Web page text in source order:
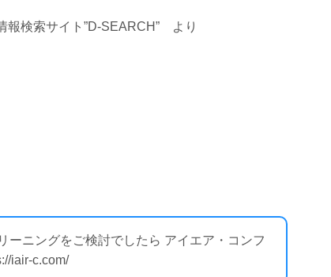
検索サイト”D-SEARCH” より
ーニングをご検討でしたら アイエア・コンフ
iair-c.com/